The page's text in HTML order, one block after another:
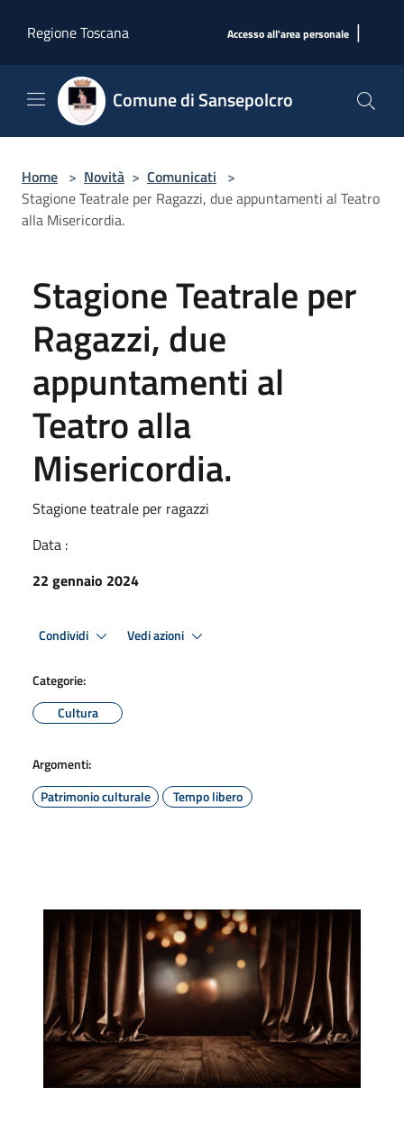
Regione Toscana
Accesso all'area personale |
Comune di Sansepolcro
Home > Novità > Comunicati >
Stagione Teatrale per Ragazzi, due appuntamenti al Teatro
alla Misericordia.
Stagione Teatrale per
Ragazzi, due
appuntamenti al
Teatro alla
Misericordia.
Stagione teatrale per ragazzi
Data :
22 gennaio 2024
Condividi Vedi azioni
Categorie:
Cultura
Argomenti:
Patrimonio culturale
Tempo libero